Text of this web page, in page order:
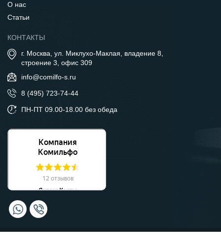
О нас
Статьи
КОНТАКТЫ
г. Москва, ул. Миклухо-Маклая, владение 8,
строение 3, офис 309
info@comilfo-s.ru
8 (495) 723-74-44
ПН-ПТ 09.00-18.00 без обеда